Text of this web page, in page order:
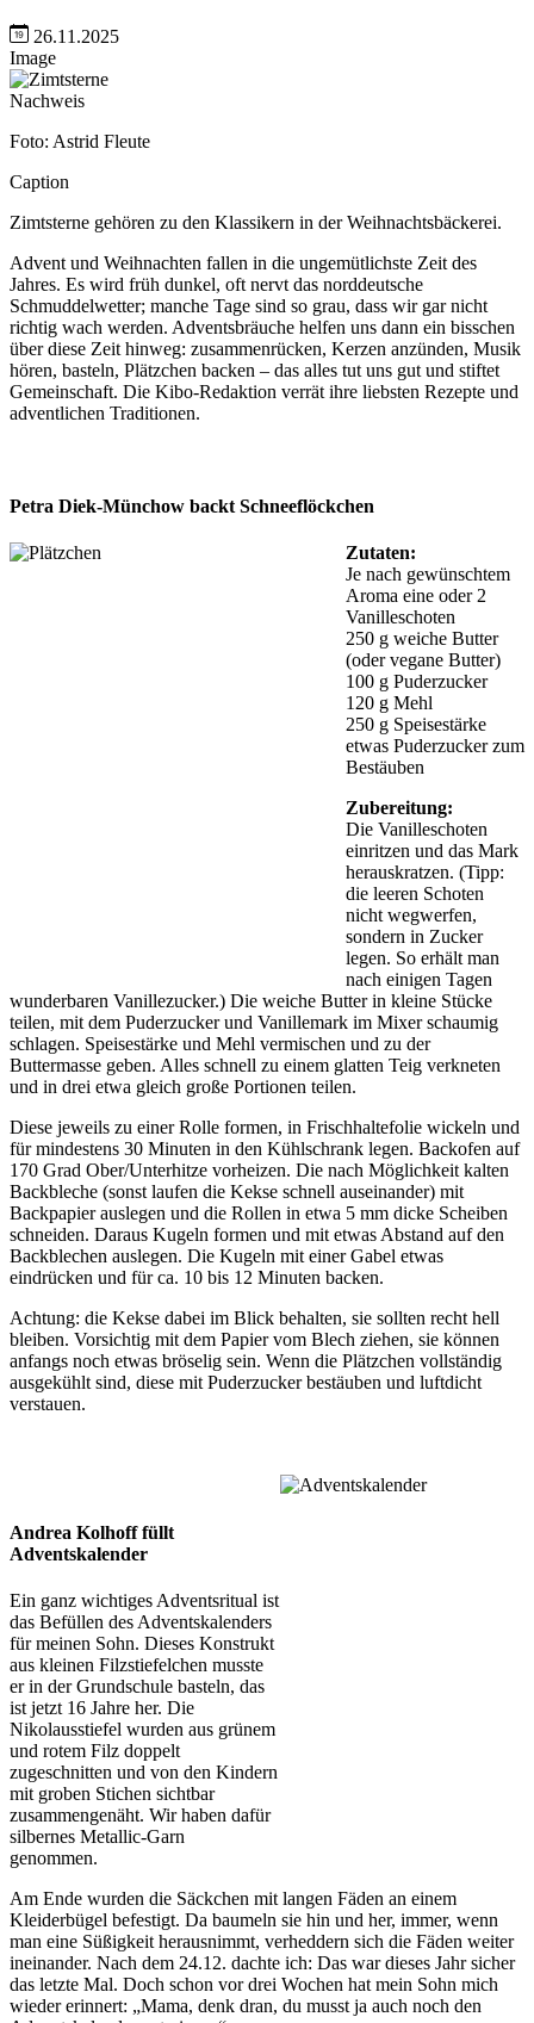
26.11.2025
Image
Nachweis
Foto: Astrid Fleute
Caption
Zimtsterne gehören zu den Klassikern in der Weihnachtsbäckerei.
Advent und Weihnachten fallen in die ungemütlichste Zeit des
Jahres. Es wird früh dunkel, oft nervt das norddeutsche
Schmuddelwetter; manche Tage sind so grau, dass wir gar nicht
richtig wach werden. Adventsbräuche helfen uns dann ein bisschen
über diese Zeit hinweg: zusammenrücken, Kerzen anzünden, Musik
hören, basteln, Plätzchen backen – das alles tut uns gut und stiftet
Gemeinschaft. Die Kibo-Redaktion verrät ihre liebsten Rezepte und
adventlichen Traditionen.
Petra Diek-Münchow backt Schneeflöckchen
Zutaten:
Je nach gewünschtem
Aroma eine oder 2
Vanilleschoten
250 g weiche Butter
(oder vegane Butter)
100 g Puderzucker
120 g Mehl
250 g Speisestärke
etwas Puderzucker zum
Bestäuben
Zubereitung:
Die Vanilleschoten
einritzen und das Mark
herauskratzen. (Tipp:
die leeren Schoten
nicht wegwerfen,
sondern in Zucker
legen. So erhält man
nach einigen Tagen
wunderbaren Vanillezucker.) Die weiche Butter in kleine Stücke
teilen, mit dem Puderzucker und Vanillemark im Mixer schaumig
schlagen. Speisestärke und Mehl vermischen und zu der
Buttermasse geben. Alles schnell zu einem glatten Teig verkneten
und in drei etwa gleich große Portionen teilen.
Diese jeweils zu einer Rolle formen, in Frischhaltefolie wickeln und
für mindestens 30 Minuten in den Kühlschrank legen. Backofen auf
170 Grad Ober/Unterhitze vorheizen. Die nach Möglichkeit kalten
Backbleche (sonst laufen die Kekse schnell auseinander) mit
Backpapier auslegen und die Rollen in etwa 5 mm dicke Scheiben
schneiden. Daraus Kugeln formen und mit etwas Abstand auf den
Backblechen auslegen. Die Kugeln mit einer Gabel etwas
eindrücken und für ca. 10 bis 12 Minuten backen.
Achtung: die Kekse dabei im Blick behalten, sie sollten recht hell
bleiben. Vorsichtig mit dem Papier vom Blech ziehen, sie können
anfangs noch etwas bröselig sein. Wenn die Plätzchen vollständig
ausgekühlt sind, diese mit Puderzucker bestäuben und luftdicht
verstauen.
Andrea Kolhoff füllt
Adventskalender
Ein ganz wichtiges Adventsritual ist
das Befüllen des Adventskalenders
für meinen Sohn. Dieses Konstrukt
aus kleinen Filzstiefelchen musste
er in der Grundschule basteln, das
ist jetzt 16 Jahre her. Die
Nikolausstiefel wurden aus grünem
und rotem Filz doppelt
zugeschnitten und von den Kindern
mit groben Stichen sichtbar
zusammengenäht. Wir haben dafür
silbernes Metallic-Garn
genommen.
Am Ende wurden die Säckchen mit langen Fäden an einem
Kleiderbügel befestigt. Da baumeln sie hin und her, immer, wenn
man eine Süßigkeit herausnimmt, verheddern sich die Fäden weiter
ineinander. Nach dem 24.12. dachte ich: Das war dieses Jahr sicher
das letzte Mal. Doch schon vor drei Wochen hat mein Sohn mich
wieder erinnert: „Mama, denk dran, du musst ja auch noch den